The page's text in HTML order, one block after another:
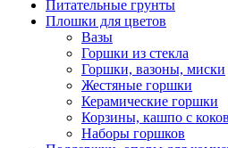
Питательные грунты
Плошки для цветов
Вазы
Горшки из стекла
Горшки, вазоны, миски
Жестяные горшки
Керамические горшки
Корзины, кашпо с
Наборы горшков